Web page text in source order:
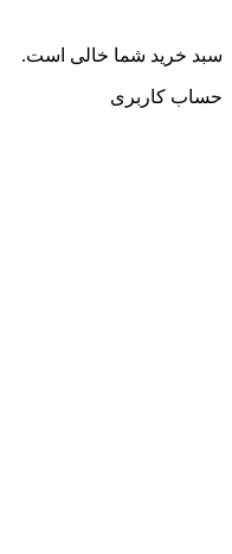
سبد خرید شما خالی است.
حساب کاربری